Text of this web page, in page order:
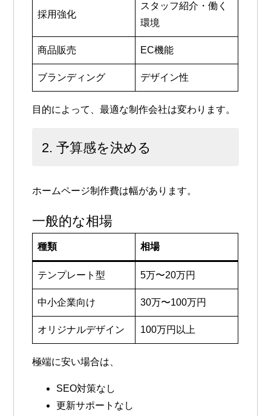
採用強化
スタッフ紹介・働く
環境
商品販売 EC機能
ブランディング デザイン性
目的によって、最適な制作会社は変わります。
2. 予算感を決める
ホームページ制作費は幅があります。
一般的な相場
種類 相場
テンプレート型 5万〜20万円
中小企業向け 30万〜100万円
オリジナルデザイン 100万円以上
極端に安い場合は、
SEO対策なし
更新サポートなし